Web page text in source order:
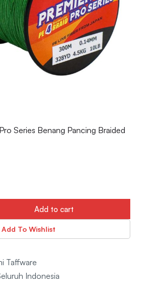
Series Benang Pancing Braided
Add to cart
Add To Wishlist
Taffware
Indonesia